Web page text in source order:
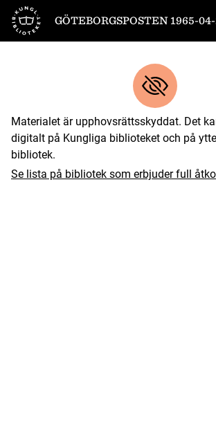
Till startsidan
GÖTEBORGSPOSTEN 1965-
Materialet är upphovsrättsskyddat. Det
digitalt på Kungliga biblioteket och på
bibliotek.
Se lista på bibliotek som erbjuder full